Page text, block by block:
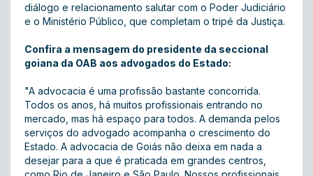
diálogo e relacionamento salutar com o Poder Judiciário
e o Ministério Público, que completam o tripé da Justiça.
Confira a mensagem do presidente da seccional
goiana da OAB aos advogados do Estado:
"A advocacia é uma profissão bastante concorrida.
Todos os anos, há muitos profissionais entrando no
mercado, mas há espaço para todos. A demanda pelos
serviços do advogado acompanha o crescimento do
Estado. A advocacia de Goiás não deixa em nada a
desejar para a que é praticada em grandes centros,